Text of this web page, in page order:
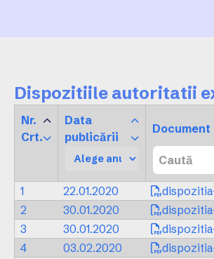
Dispozitiile autoritatii
Nr.
Crt.
Data
publicării
Document
1 22.01.2020
2
30.01.2020
3
30.01.2020
4
03.02.2020